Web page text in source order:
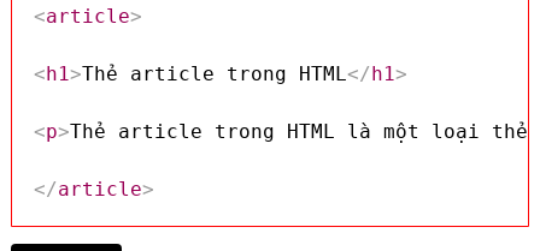
<article>
<h1>Thẻ article trong HTML</h1>
<p>Thẻ article trong HTML là một loại thẻ
</article>